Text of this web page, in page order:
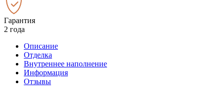
Гарантия
2 года
Описание
Отделка
Внутреннее наполнение
Информация
Отзывы